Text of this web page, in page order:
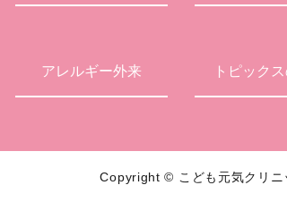
アレルギー外来 トピック
Copyright © こども元気クリニ